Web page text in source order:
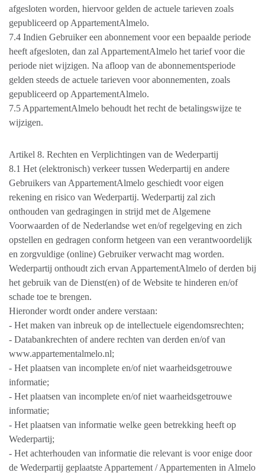
afgesloten worden, hiervoor gelden de actuele tarieven zoals
gepubliceerd op AppartementAlmelo.
7.4 Indien Gebruiker een abonnement voor een bepaalde periode
heeft afgesloten, dan zal AppartementAlmelo het tarief voor die
periode niet wijzigen. Na afloop van de abonnementsperiode
gelden steeds de actuele tarieven voor abonnementen, zoals
gepubliceerd op AppartementAlmelo.
7.5 AppartementAlmelo behoudt het recht de betalingswijze te
wijzigen.
Artikel 8. Rechten en Verplichtingen van de Wederpartij
8.1 Het (elektronisch) verkeer tussen Wederpartij en andere
Gebruikers van AppartementAlmelo geschiedt voor eigen
rekening en risico van Wederpartij. Wederpartij zal zich
onthouden van gedragingen in strijd met de Algemene
Voorwaarden of de Nederlandse wet en/of regelgeving en zich
opstellen en gedragen conform hetgeen van een verantwoordelijk
en zorgvuldige (online) Gebruiker verwacht mag worden.
Wederpartij onthoudt zich ervan AppartementAlmelo of derden bij
het gebruik van de Dienst(en) of de Website te hinderen en/of
schade toe te brengen.
Hieronder wordt onder andere verstaan:
- Het maken van inbreuk op de intellectuele eigendomsrechten;
- Databankrechten of andere rechten van derden en/of van
www.appartementalmelo.nl;
- Het plaatsen van incomplete en/of niet waarheidsgetrouwe
informatie;
- Het plaatsen van incomplete en/of niet waarheidsgetrouwe
informatie;
- Het plaatsen van informatie welke geen betrekking heeft op
Wederpartij;
- Het achterhouden van informatie die relevant is voor enige door
de Wederpartij geplaatste Appartement / Appartementen in Almelo